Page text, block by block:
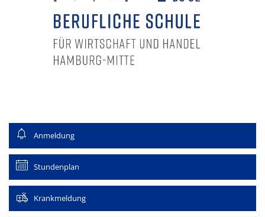
Anmeldung
Stundenplan
Krankmeldung